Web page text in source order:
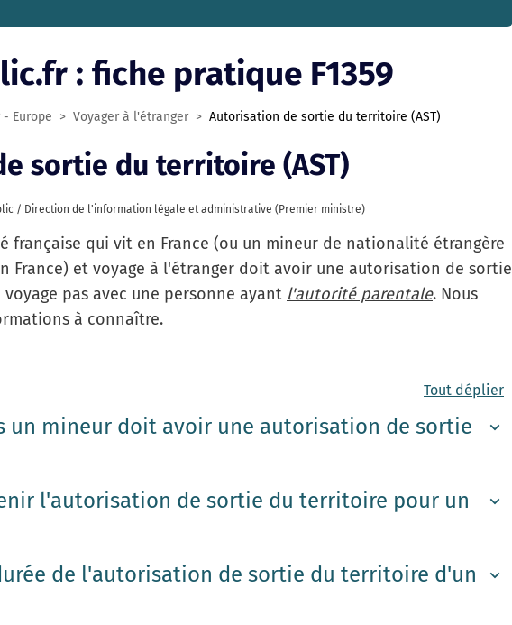
: fiche pratique F1359
- Europe > Voyager à l'étranger > Autorisation de sortie du territoire (AST)
sortie du territoire (AST)
/ Direction de l'information légale et administrative (Premier ministre)
française qui vit en France (ou un mineur de nationalité étrangère
France) et voyage à l'étranger doit avoir une autorisation de sortie
pas avec une personne ayant l'autorité parentale. Nous
à connaître.
Tout déplier
un mineur doit avoir une autorisation de sortie
territoire (AST) est obligatoire dès qu'un enfant mineur sort de France
l'autorisation de sortie du territoire pour un
:de l'autorisation de sortie du territoire d'un